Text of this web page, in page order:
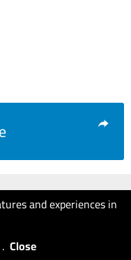
and experiences in
. Close